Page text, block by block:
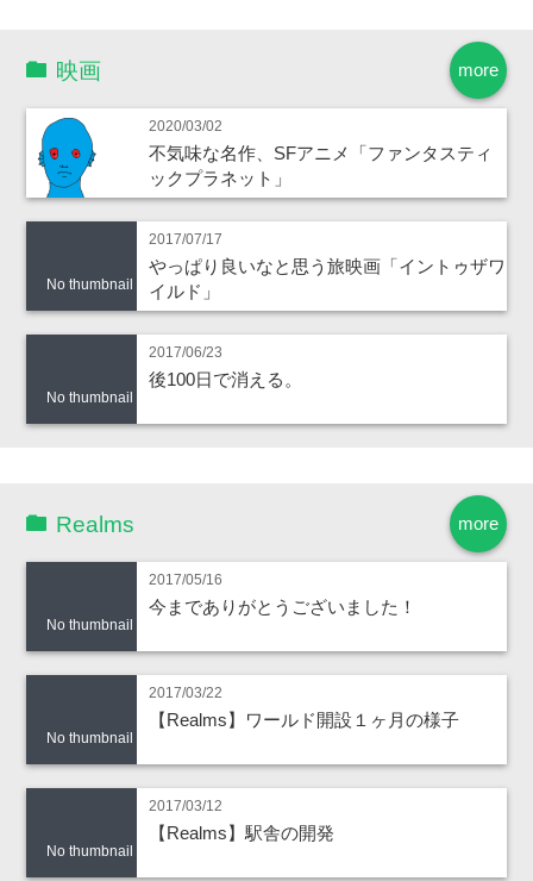
more
映画
2020/03/02
不気味な名作、SFアニメ「ファンタスティ
ックプラネット」
No thumbnail
2017/07/17
やっぱり良いなと思う旅映画「イントゥザワ
イルド」
No thumbnail
2017/06/23
後100日で消える。
more
Realms
No thumbnail
2017/05/16
今までありがとうございました！
No thumbnail
2017/03/22
【Realms】ワールド開設１ヶ月の様子
No thumbnail
2017/03/12
【Realms】駅舎の開発